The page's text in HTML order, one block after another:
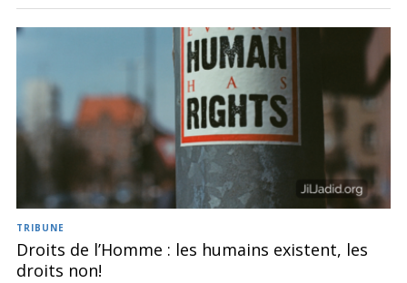
TRIBUNE
Droits de l’Homme : les humains existent, les
droits non!